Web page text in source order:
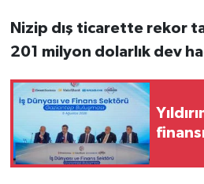
Nizip dış ticarette rekor
201 milyon dolarlık dev
Yemek